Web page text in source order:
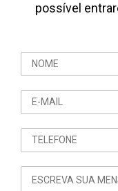
possível